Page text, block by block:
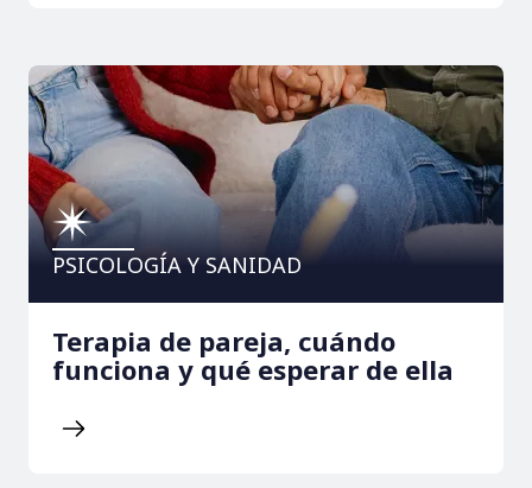
PSICOLOGÍA Y SANIDAD
Terapia de pareja, cuándo
funciona y qué esperar de ella